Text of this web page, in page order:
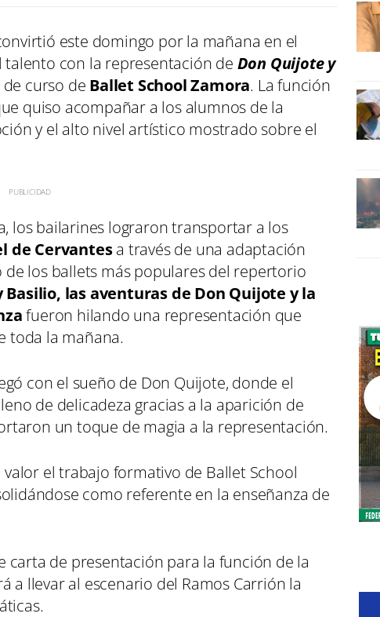
este domingo por la mañana en el
talento con la representación de Don Quijote y
curso de Ballet School Zamora. La función
quiso acompañar a los alumnos de la
y el alto nivel artístico mostrado sobre el
los bailarines lograron transportar a los
de Cervantesa través de una adaptación
los ballets más populares del repertorio
Basilio, las aventuras de Don Quijote y la
fueron hilando una representación que
toda la mañana.
con el sueño de Don Quijote, donde el
de delicadeza gracias a la aparición de
un toque de magia a la representación.
el trabajo formativo de Ballet School
como referente en la enseñanza de
carta de presentación para la función de la
a llevar al escenario del Ramos Carrión la